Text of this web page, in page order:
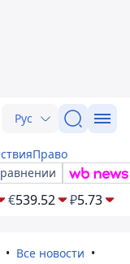
Рус
Право
€539.52 ₽5.73
Все новости